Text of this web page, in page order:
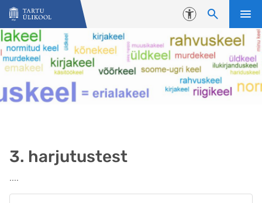
Liigu edasi põhisisu juurde
Juurdepääsetavus
3. harjutustest
....